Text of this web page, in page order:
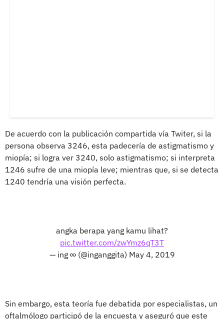
De acuerdo con la publicación compartida vía Twiter, si la
persona observa 3246, esta padecería de astigmatismo y
miopía; si logra ver 3240, solo astigmatismo; si interpreta
1246 sufre de una miopía leve; mientras que, si se detecta
1240 tendría una visión perfecta.
angka berapa yang kamu lihat?
pic.twitter.com/zwYmz6qT3T
— ing ∞ (@inganggita) May 4, 2019
Sin embargo, esta teoría fue debatida por especialistas, un
oftalmólogo participó de la encuesta y aseguró que este